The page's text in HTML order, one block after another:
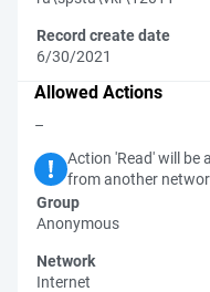
Record create date
6/30/2021
Allowed Actions
–
Action 'Read' will be
from another
Group
Anonymous
Network
Internet